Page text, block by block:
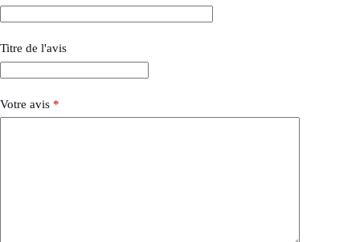
Titre de l'avis
Votre avis *